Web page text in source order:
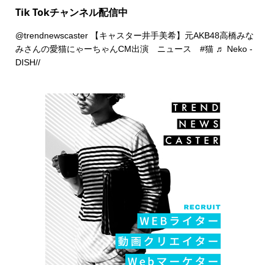
Tik Tokチャンネル配信中
@trendnewscaster【キャスター井手美希】元AKB48高橋みな
みさんの愛猫にゃーちゃんCM出演 ニュース #猫 ♬ Neko -
DISH//